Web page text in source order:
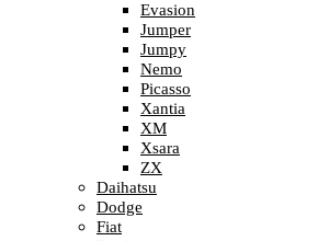
Evasion
Jumper
Jumpy
Nemo
Picasso
Xantia
XM
Xsara
ZX
Daihatsu
Dodge
Fiat